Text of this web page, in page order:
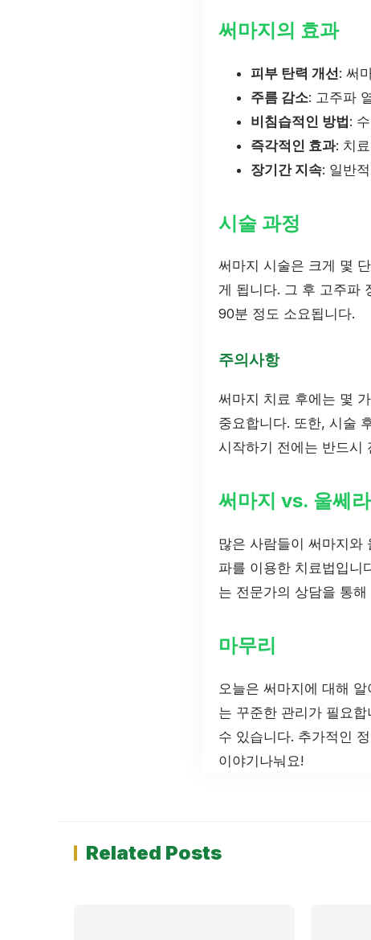
써마지의 효과
피부 탄력 개선: 써
주름 감소: 고주파
비침습적인 방법:
즉각적인 효과: 치
장기간 지속: 일반
시술 과정
써마지 시술은 크게 몇
게 됩니다. 그 후 고주파
90분 정도 소요됩니다.
주의사항
써마지 치료 후에는 몇
중요합니다. 또한, 시술
시작하기 전에는 반드시
써마지 vs. 울쎄라
많은 사람들이 써마지와
파를 이용한 치료법입니
는 전문가의 상담을 통
마무리
오늘은 써마지에 대해
는 꾸준한 관리가 필요
수 있습니다. 추가적인
이야기나눠요!
Related Posts